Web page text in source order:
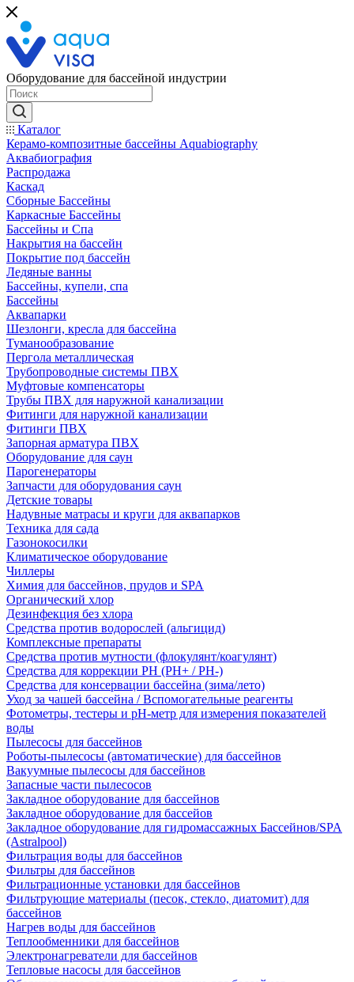
Оборудование для бассейной индустрии
Каталог
Керамо-композитные бассейны Aquabiography
Аквабиография
Распродажа
Каскад
Сборные Бассейны
Каркасные Бассейны
Бассейны и Спа
Накрытия на бассейн
Покрытие под бассейн
Ледяные ванны
Бассейны, купели, спа
Бассейны
Аквапарки
Шезлонги, кресла для бассейна
Туманообразование
Пергола металлическая
Трубопроводные системы ПВХ
Муфтовые компенсаторы
Трубы ПВХ для наружной канализации
Фитинги для наружной канализации
Фитинги ПВХ
Запорная арматура ПВХ
Оборудование для саун
Парогенераторы
Запчасти для оборудования саун
Детские товары
Надувные матрасы и круги для аквапарков
Техника для сада
Газонокосилки
Климатическое оборудование
Чиллеры
Химия для бассейнов, прудов и SPA
Органический хлор
Дезинфекция без хлора
Средства против водорослей (альгицид)
Комплексные препараты
Средства против мутности (флокулянт/коагулянт)
Средства для коррекции PH (PH+ / PH-)
Средства для консервации бассейна (зима/лето)
Уход за чашей бассейна / Вспомогательные реагенты
Фотометры, тестеры и рН-метр для измерения показателей
воды
Пылесосы для бассейнов
Роботы-пылесосы (автоматические) для бассейнов
Вакуумные пылесосы для бассейнов
Запасные части пылесосов
Закладное оборудование для бассейнов
Закладное оборудование для бассейов
Закладное оборудование для гидромассажных Бассейнов/SPA
(Astralpool)
Фильтрация воды для бассейнов
Фильтры для бассейнов
Фильтрационные установки для бассейнов
Фильтрующие материалы (песок, стекло, диатомит) для
бассейнов
Нагрев воды для бассейнов
Теплообменники для бассейнов
Электронагреватели для бассейнов
Тепловые насосы для бассейнов